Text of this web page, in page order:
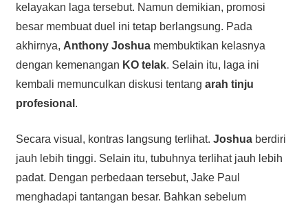
kelayakan laga tersebut. Namun demikian, promosi
besar membuat duel ini tetap berlangsung. Pada
akhirnya, Anthony Joshuamembuktikan kelasnya
dengan kemenangan KO telak. Selain itu, laga ini
kembali memunculkan diskusi tentang arah tinju
profesional .
Secara visual, kontras langsung terlihat. Joshuaberdiri
jauh lebih tinggi. Selain itu, tubuhnya terlihat jauh lebih
padat. Dengan perbedaan tersebut, Jake Paul
menghadapi tantangan besar. Bahkan sebelum